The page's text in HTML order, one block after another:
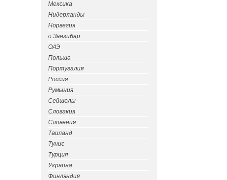
Мексика
Нидерланды
Норвегия
о.Занзибар
ОАЭ
Польша
Португалия
Россия
Румыния
Сейшелы
Словакия
Словения
Таиланд
Тунис
Турция
Украина
Финляндия